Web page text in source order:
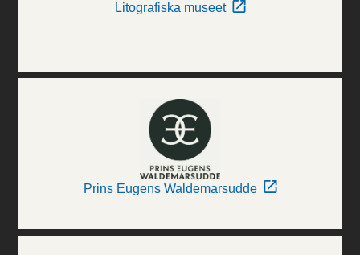
Litografiska museet
Prins Eugens Waldemarsudde